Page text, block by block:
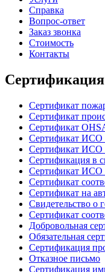
Справка
Вопрос-ответ
Заказ звонка
Стоимость
Контакты
Сертификация
Сертификат
Сертификат
Сертификат
Сертификат ИСО
Сертификат ИСО
Сертификация в
Сертификат ИСО
Сертификат
Сертификат на
Свидетельство о
Сертификат
Добровольная
Обязательная
Сертификация
Отказное письмо
Сертификация